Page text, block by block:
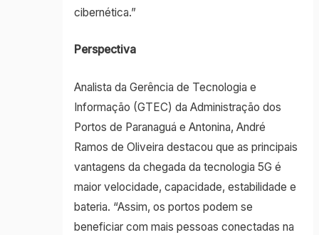
cibernética.”
Perspectiva
Analista da Gerência de Tecnologia e
Informação (GTEC) da Administração dos
Portos de Paranaguá e Antonina, André
Ramos de Oliveira destacou que as principais
vantagens da chegada da tecnologia 5G é
maior velocidade, capacidade, estabilidade e
bateria. “Assim, os portos podem se
beneficiar com mais pessoas conectadas na